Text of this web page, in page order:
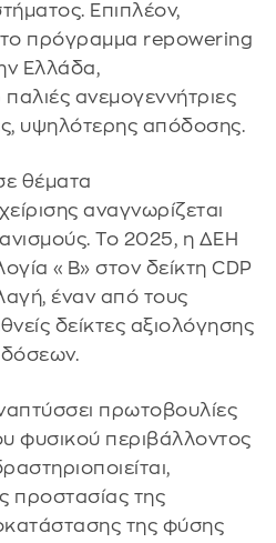
Επιπλέον,
πρόγραμμα repowering
Ελλάδα,
ανεμογεννήτριες
υψηλότερης απόδοσης.
θέματα
αναγνωρίζεται
Το 2025, η ΔΕΗ
«Β» στον δείκτη CDP
έναν από τους
δείκτες αξιολόγησης
πρωτοβουλίες
φυσικού περιβάλλοντος
προστασίας της
της φύσης